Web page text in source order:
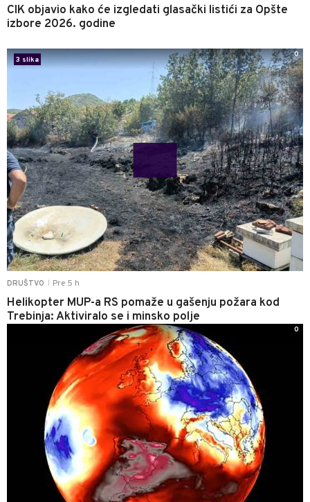
CIK objavio kako će izgledati glasački listići za Opšte
izbore 2026. godine
DRUŠTVO Pre 5 h
Helikopter MUP-a RS pomaže u gašenju požara kod
Trebinja: Aktiviralo se i minsko polje
3 slika
0
0